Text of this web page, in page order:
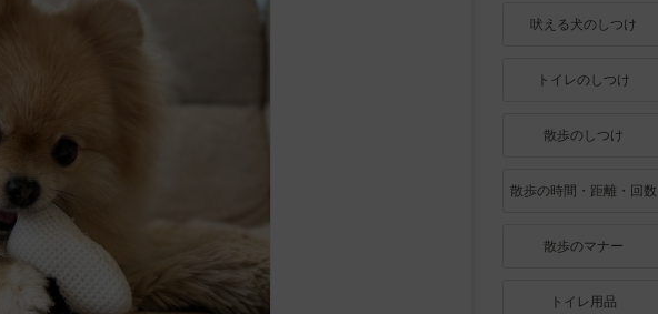
吠える犬のしつけ
トイレのしつけ
散歩のしつけ
散歩の時間・距離・回数
散歩のマナー
トイレ用品